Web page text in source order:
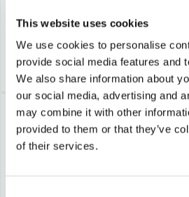
This website uses cookies
We use cookies to personalise
provide social media features and
We also share information about
our social media, advertising and
may combine it with other
provided to them or that they’ve
of their services.
173,75 kr
102 kr
Köp
-20% -